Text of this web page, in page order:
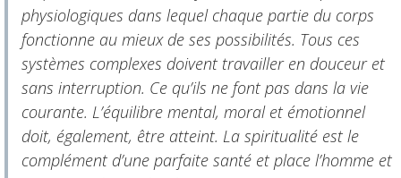
physiologiques dans lequel chaque partie du corps
fonctionne au mieux de ses possibilités. Tous ces
systèmes complexes doivent travailler en douceur et
sans interruption. Ce qu’ils ne font pas dans la vie
courante. L’équilibre mental, moral et émotionnel
doit, également, être atteint. La spiritualité est le
complément d’une parfaite santé et place l’homme et